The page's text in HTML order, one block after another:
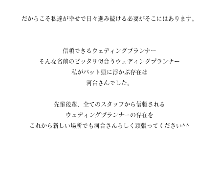
だからこそ私達が幸せで日々進み続ける必要がそこにはあります。
信頼できるウェディングプランナー
そんな名前のピッタリ似合うウェディングプランナー
私がパット頭に浮かぶ存在は
河合さんでした。
先輩後輩、全てのスタッフから信頼される
ウェディングプランナーの存在を
これから新しい場所でも河合さんらしく頑張ってください^^